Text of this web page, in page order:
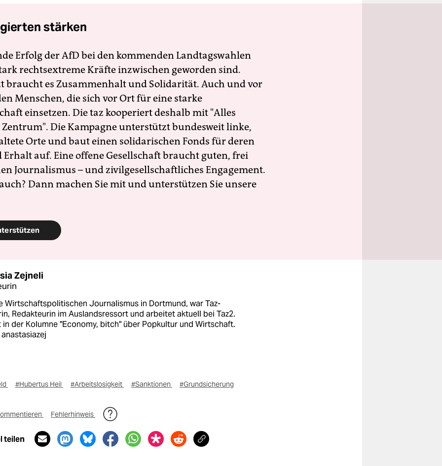
stärken
Erfolg der AfD bei den kommenden Landtagswahlen
rechtsextreme Kräfte inzwischen geworden sind.
braucht es Zusammenhalt und Solidarität. Auch und vor
Menschen, die sich vor Ort für eine starke
einsetzen. Die taz kooperiert deshalb mit "Alles
Die Kampagne unterstützt bundesweit linke,
Orte und baut einen solidarischen Fonds für deren
Erhalt auf. Eine offene Gesellschaft braucht guten, frei
Journalismus – und zivilgesellschaftliches Engagement.
Dann machen Sie mit und unterstützen Sie unsere
Zejneli
Wirtschaftspolitischen Journalismus in Dortmund, war Taz-
Redakteurin im Auslandsressort und arbeitet aktuell bei Taz2.
der Kolumne "Economy, bitch" über Popkultur und Wirtschaft.
#Hubertus Heil #Arbeitslosigkeit #Sanktionen #Grundsicherung
Fehlerhinweis
teilen